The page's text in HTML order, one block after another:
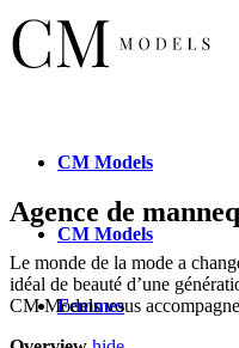
CM Models
CM Models
Femmes
Agence de
Le monde de la mode a
idéal de beauté d’une
CM Models vous